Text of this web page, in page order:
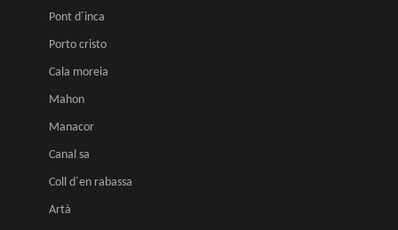
Pont d´inca
Porto cristo
Cala moreia
Mahon
Manacor
Canal sa
Coll d´en rabassa
Artà